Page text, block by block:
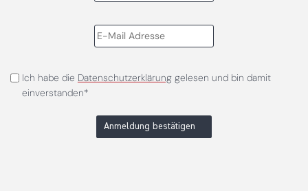
Ich habe die Datenschutzerklärunggelesen und bin damit
einverstanden*
Anmeldung bestätigen